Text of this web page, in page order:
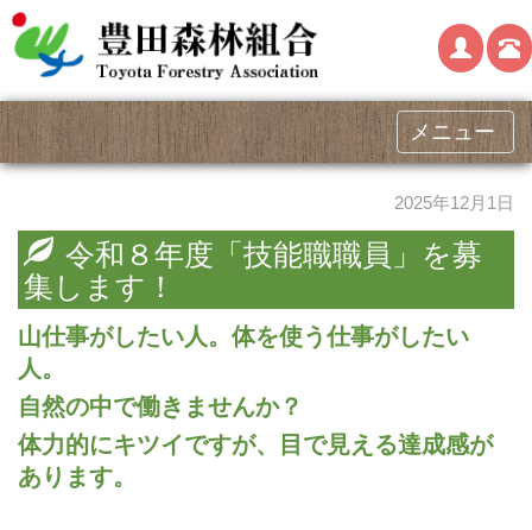
メニュー
2025年12月1日
令和８年度「技能職職員」を募
集します！
山仕事がしたい人。体を使う仕事がしたい
人。
自然の中で働きませんか？
体力的にキツイですが、目で見える達成感が
あります。